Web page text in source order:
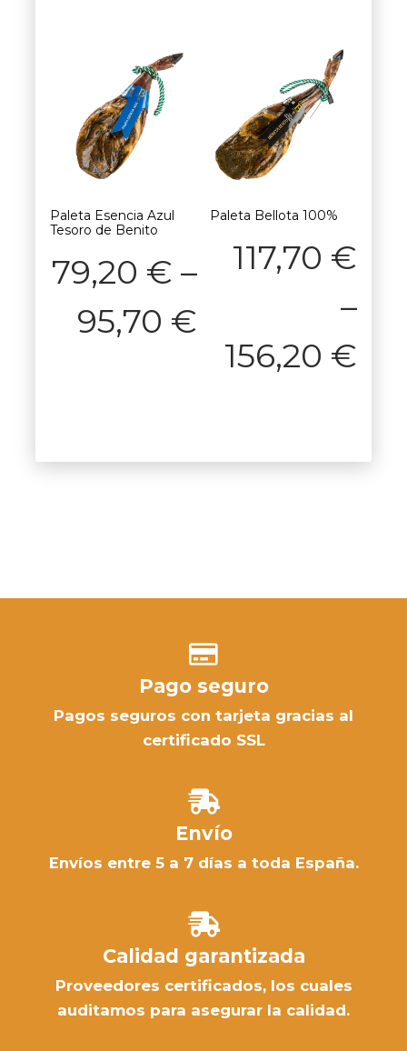
Paleta Esencia Azul
Tesoro de Benito
79,20 € –
95,70 €
Paleta Bellota 100%
117,70 €
–
156,20 €
Pago seguro
Pagos seguros con tarjeta gracias al
certificado SSL
Envío
Envíos entre 5 a 7 días a toda España.
Calidad garantizada
Proveedores certificados, los cuales
auditamos para asegurar la calidad.